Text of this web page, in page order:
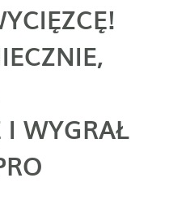
I WYGRAŁ